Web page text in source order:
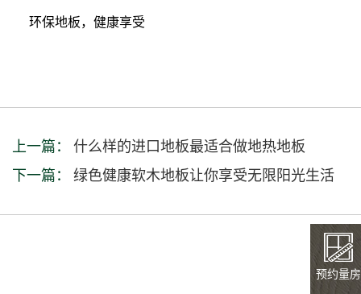
环保地板，健康享受
上一篇：
什么样的进口地板最适合做地热地板
下一篇：
绿色健康软木地板让你享受无限阳光生活
预约量房